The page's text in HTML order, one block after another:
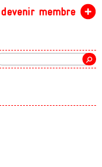
devenir membre